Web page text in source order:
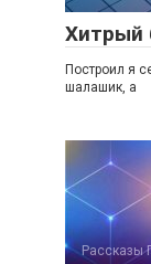
Хитрый
Построил я
шалашик, а
Рассказы